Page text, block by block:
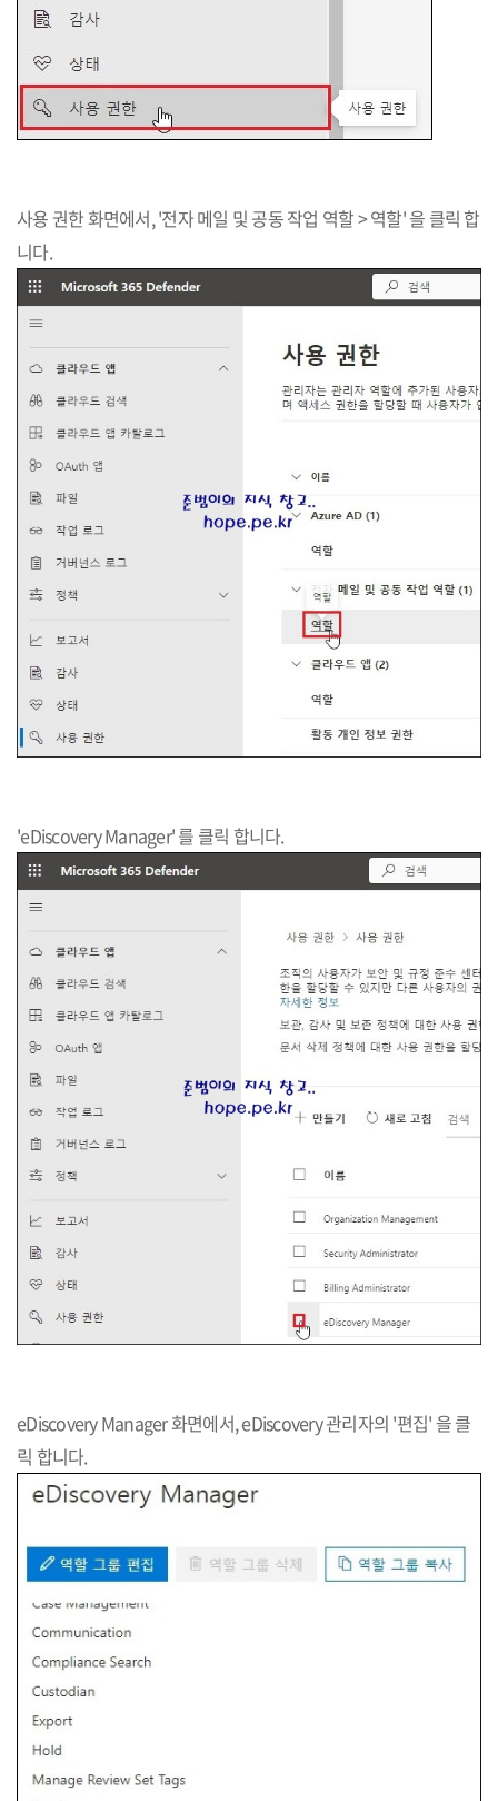
사용 권한 화면에서, '전자 메일 및 공동 작업 역할 > 역할' 을 클릭 합
니다.
'eDiscovery Manager' 를 클릭 합니다.
eDiscovery Manager 화면에서, eDiscovery 관리자의 '편집' 을 클
릭 합니다.